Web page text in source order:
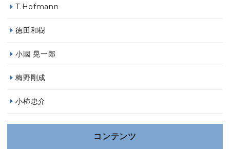
T.Hofmann
徳田和樹
小國 晃一郎
梅野剛成
小柿忠介
コンテンツ